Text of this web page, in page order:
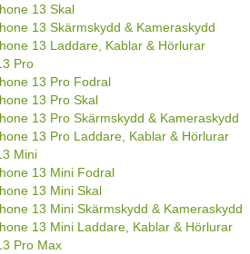
13 Skal
13 Skärmskydd & Kameraskydd
13 Laddare, Kablar & Hörlurar
Pro
13 Pro Fodral
13 Pro Skal
13 Pro Skärmskydd & Kameraskydd
13 Pro Laddare, Kablar & Hörlurar
Mini
13 Mini Fodral
13 Mini Skal
13 Mini Skärmskydd & Kameraskydd
13 Mini Laddare, Kablar & Hörlurar
Pro Max